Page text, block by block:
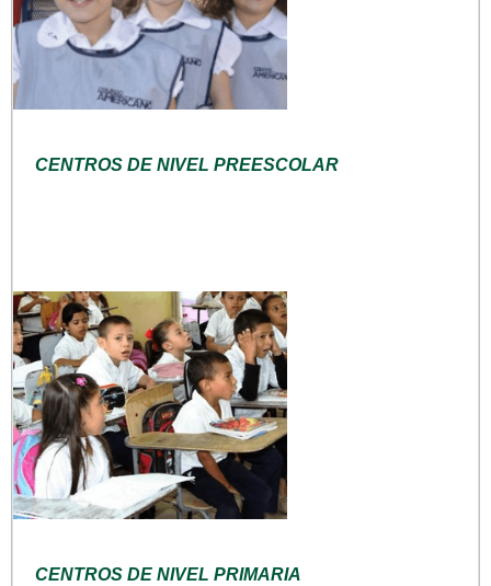
CENTROS DE NIVEL PREESCOLAR
CENTROS DE NIVEL PRIMARIA